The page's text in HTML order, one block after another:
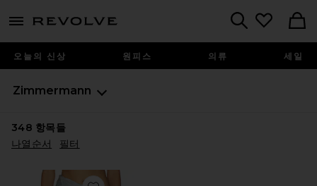
menu - shows more content
오늘의 신상 원피스 의류 세일
Zimmermann
348 항목들
나열순서
필터